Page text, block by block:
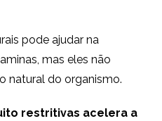
pode ajudar na
mas eles não
natural do organismo.
restritivas acelera a